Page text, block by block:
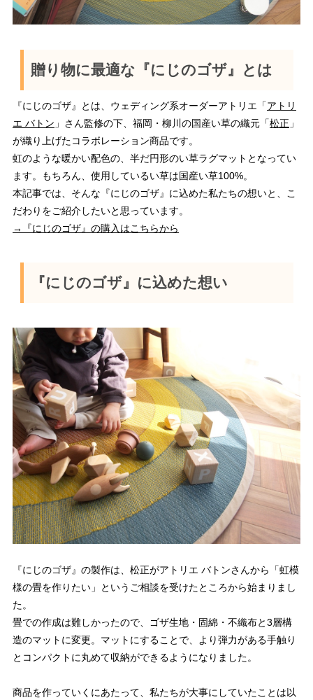
贈り物に最適な『にじのゴザ』とは
『にじのゴザ』とは、ウェディング系オーダーアトリエ「アトリ
エ バトン 」さん監修の下、福岡・柳川の国産い草の織元「松正 」
が織り上げたコラボレーション商品です。
虹のような暖かい配色の、半だ円形のい草ラグマットとなってい
ます。もちろん、使用しているい草は国産い草100%。
本記事では、そんな『にじのゴザ』に込めた私たちの想いと、こ
だわりをご紹介したいと思っています。
→『にじのゴザ』の購入はこちらから
『にじのゴザ』に込めた想い
『にじのゴザ』の製作は、松正がアトリエ バトンさんから「虹模
様の畳を作りたい」というご相談を受けたところから始まりまし
た。
畳での作成は難しかったので、ゴザ生地・固綿・不織布と3層構
造のマットに変更。マットにすることで、より弾力がある手触り
とコンパクトに丸めて収納ができるようになりました。
商品を作っていくにあたって、私たちが大事にしていたことは以